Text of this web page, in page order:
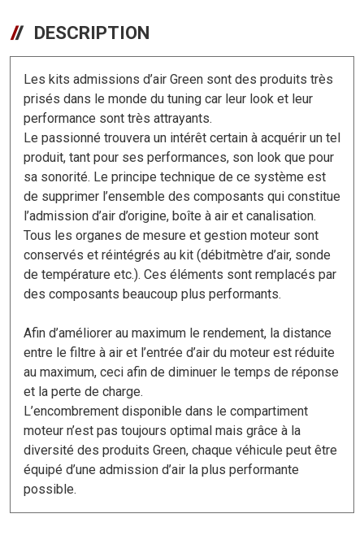
DESCRIPTION
Les kits admissions d’air Green sont des produits très
prisés dans le monde du tuning car leur look et leur
performance sont très attrayants.
Le passionné trouvera un intérêt certain à acquérir un tel
produit, tant pour ses performances, son look que pour
sa sonorité. Le principe technique de ce système est
de supprimer l’ensemble des composants qui constitue
l’admission d’air d’origine, boîte à air et canalisation.
Tous les organes de mesure et gestion moteur sont
conservés et réintégrés au kit (débitmètre d’air, sonde
de température etc.). Ces éléments sont remplacés par
des composants beaucoup plus performants.
Afin d’améliorer au maximum le rendement, la distance
entre le filtre à air et l’entrée d’air du moteur est réduite
au maximum, ceci afin de diminuer le temps de réponse
et la perte de charge.
L’encombrement disponible dans le compartiment
moteur n’est pas toujours optimal mais grâce à la
diversité des produits Green, chaque véhicule peut être
équipé d’une admission d’air la plus performante
possible.